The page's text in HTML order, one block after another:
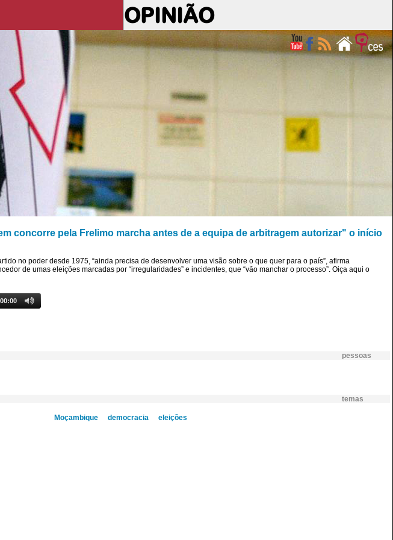
OPINIÃO
concorre pela Frelimo marcha antes de a equipa de arbitragem autorizar" o início
no poder desde 1975, “ainda precisa de desenvolver uma visão sobre o que quer para o país”, afirma
de umas eleições marcadas por “irregularidades” e incidentes, que “vão manchar o processo”. Oiça aqui o
00:00
pessoas
temas
Moçambique democracia eleições